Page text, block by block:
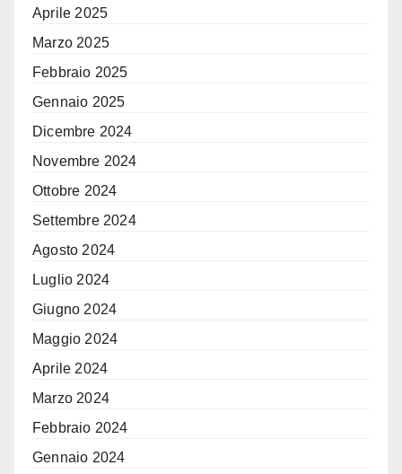
Aprile 2025
Marzo 2025
Febbraio 2025
Gennaio 2025
Dicembre 2024
Novembre 2024
Ottobre 2024
Settembre 2024
Agosto 2024
Luglio 2024
Giugno 2024
Maggio 2024
Aprile 2024
Marzo 2024
Febbraio 2024
Gennaio 2024